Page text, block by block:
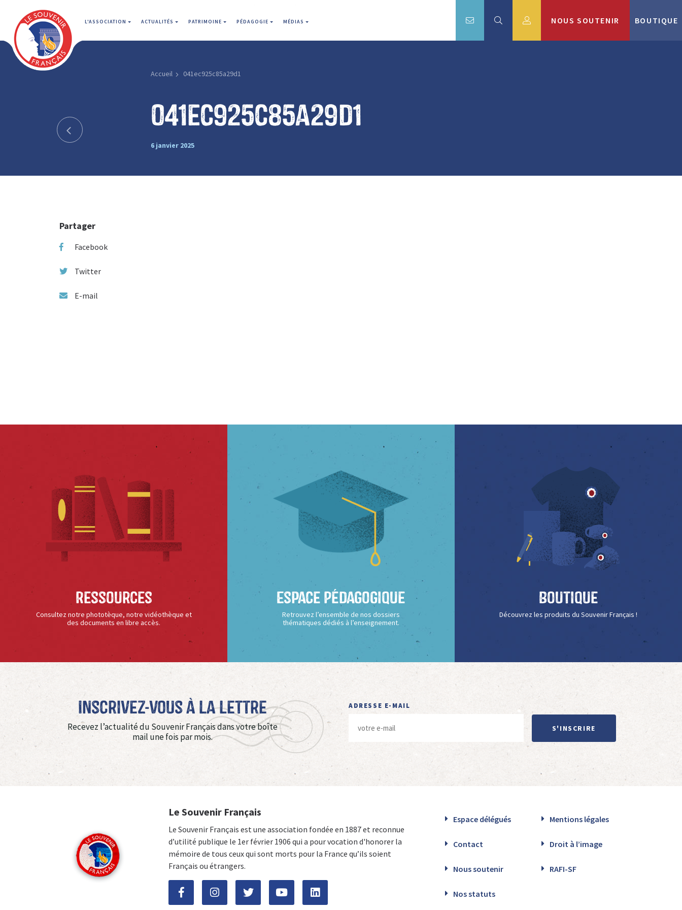
L'ASSOCIATION ACTUALITÉS PATRIMOINE PÉDAGOGIE MÉDIAS NOUS SOUTENIR BOUTIQUE
Accueil 041ec925c85a29d1
041ec925c85a29d1
6 janvier 2025
Partager
Facebook
Twitter
E-mail
Ressources
Consultez notre phototèque, notre vidéothèque et
des documents en libre accès.
Espace Pédagogique
Retrouvez l’ensemble de nos dossiers
thématiques dédiés à l’enseignement.
Boutique
Découvrez les produits du Souvenir Français !
Inscrivez-vous à La Lettre
Recevez l’actualité du Souvenir Français dans votre boîte
mail une fois par mois.
ADRESSE E-MAIL
S'INSCRIRE
Le Souvenir Français
Le Souvenir Français est une association fondée en 1887 et reconnue
d’utilité publique le 1er février 1906 qui a pour vocation d'honorer la
mémoire de tous ceux qui sont morts pour la France qu’ils soient
Français ou étrangers.
Espace délégués Mentions légales
Contact Droit à l’image
Nous soutenir RAFI-SF
Nos statuts